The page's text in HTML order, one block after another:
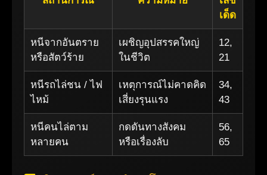
เด็ด
หนีจากอันตราย
หรือสัตว์ร้าย
เผชิญอุปสรรคใหญ่
ในชีวิต
12,
21
หนีรถไล่ชน / ไฟ
ไหม้
เหตุการณ์ไม่คาดคิด
เสี่ยงรุนแรง
34,
43
หนีคนไล่ตาม
หลายคน
กดดันทางสังคม
หรือเรื่องลับ
56,
65